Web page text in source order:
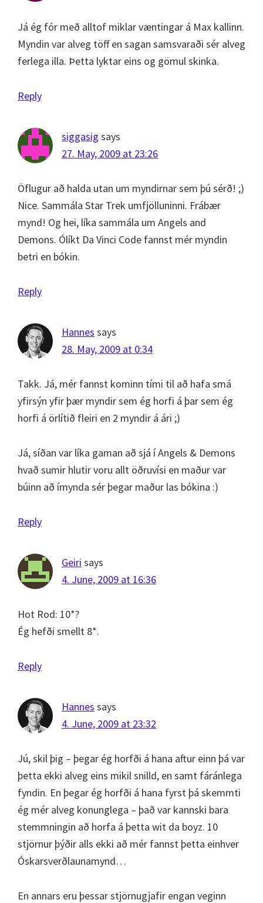
Já ég fór með alltof miklar væntingar á Max kallinn.
Myndin var alveg töff en sagan samsvaraði sér alveg
ferlega illa. Þetta lyktar eins og gömul skinka.
Reply
siggasig says
27. May, 2009 at 23:26
Öflugur að halda utan um myndirnar sem þú sérð! ;)
Nice. Sammála Star Trek umfjölluninni. Frábær
mynd! Og hei, líka sammála um Angels and
Demons. Ólíkt Da Vinci Code fannst mér myndin
betri en bókin.
Reply
Hannes says
28. May, 2009 at 0:34
Takk. Já, mér fannst kominn tími til að hafa smá
yfirsýn yfir þær myndir sem ég horfi á þar sem ég
horfi á örlítið fleiri en 2 myndir á ári ;)
Já, síðan var líka gaman að sjá í Angels & Demons
hvað sumir hlutir voru allt öðruvísi en maður var
búinn að ímynda sér þegar maður las bókina :)
Reply
Geiri says
4. June, 2009 at 16:36
Hot Rod: 10*?
Ég hefði smellt 8*.
Reply
Hannes says
4. June, 2009 at 23:32
Jú, skil þig – þegar ég horfði á hana aftur einn þá var
þetta ekki alveg eins mikil snilld, en samt fáránlega
fyndin. En þegar ég horfði á hana fyrst þá skemmti
ég mér alveg konunglega – það var kannski bara
stemmningin að horfa á þetta wit da boyz. 10
stjörnur þýðir alls ekki að mér fannst þetta einhver
Óskarsverðlaunamynd…
En annars eru þessar stjörnugjafir engan veginn